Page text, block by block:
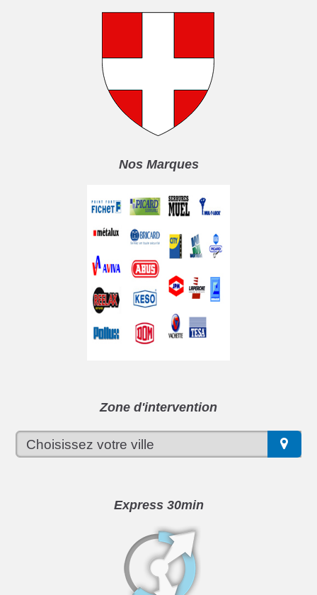
Nos Marques
Zone d'intervention
Express 30min